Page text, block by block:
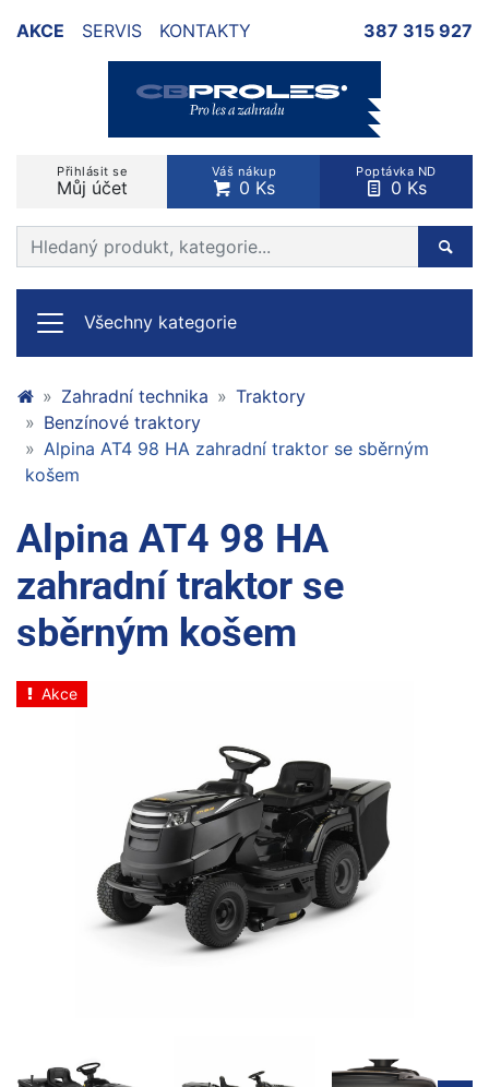
AKCE SERVIS KONTAKTY 387 315 927
Přihlásit se
Můj účet
Váš nákup
0 Ks
Poptávka ND
0 Ks
Prohledat web
Všechny kategorie
Zahradní technika
Traktory
Benzínové traktory
Alpina AT4 98 HA zahradní traktor se sběrným
košem
Alpina AT4 98 HA
zahradní traktor se
sběrným košem
Akce